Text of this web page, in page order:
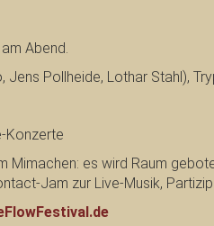
Abend.
Pollheide, Lothar Stahl),
Konzerte
Mimachen: es wird Raum
Jam zur Live-Musik,